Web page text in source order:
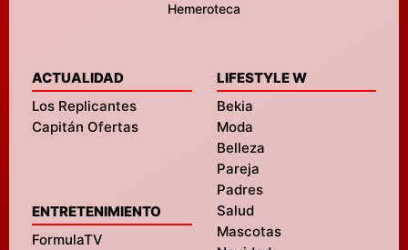
Hemeroteca
ACTUALIDAD
Los Replicantes
Capitán Ofertas
ENTRETENIMIENTO
FormulaTV
LIFESTYLE W
Bekia
Moda
Belleza
Pareja
Padres
Salud
Mascotas